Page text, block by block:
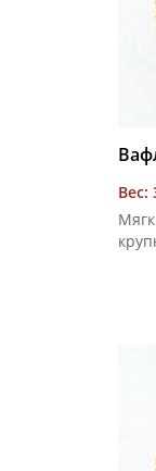
Вес: